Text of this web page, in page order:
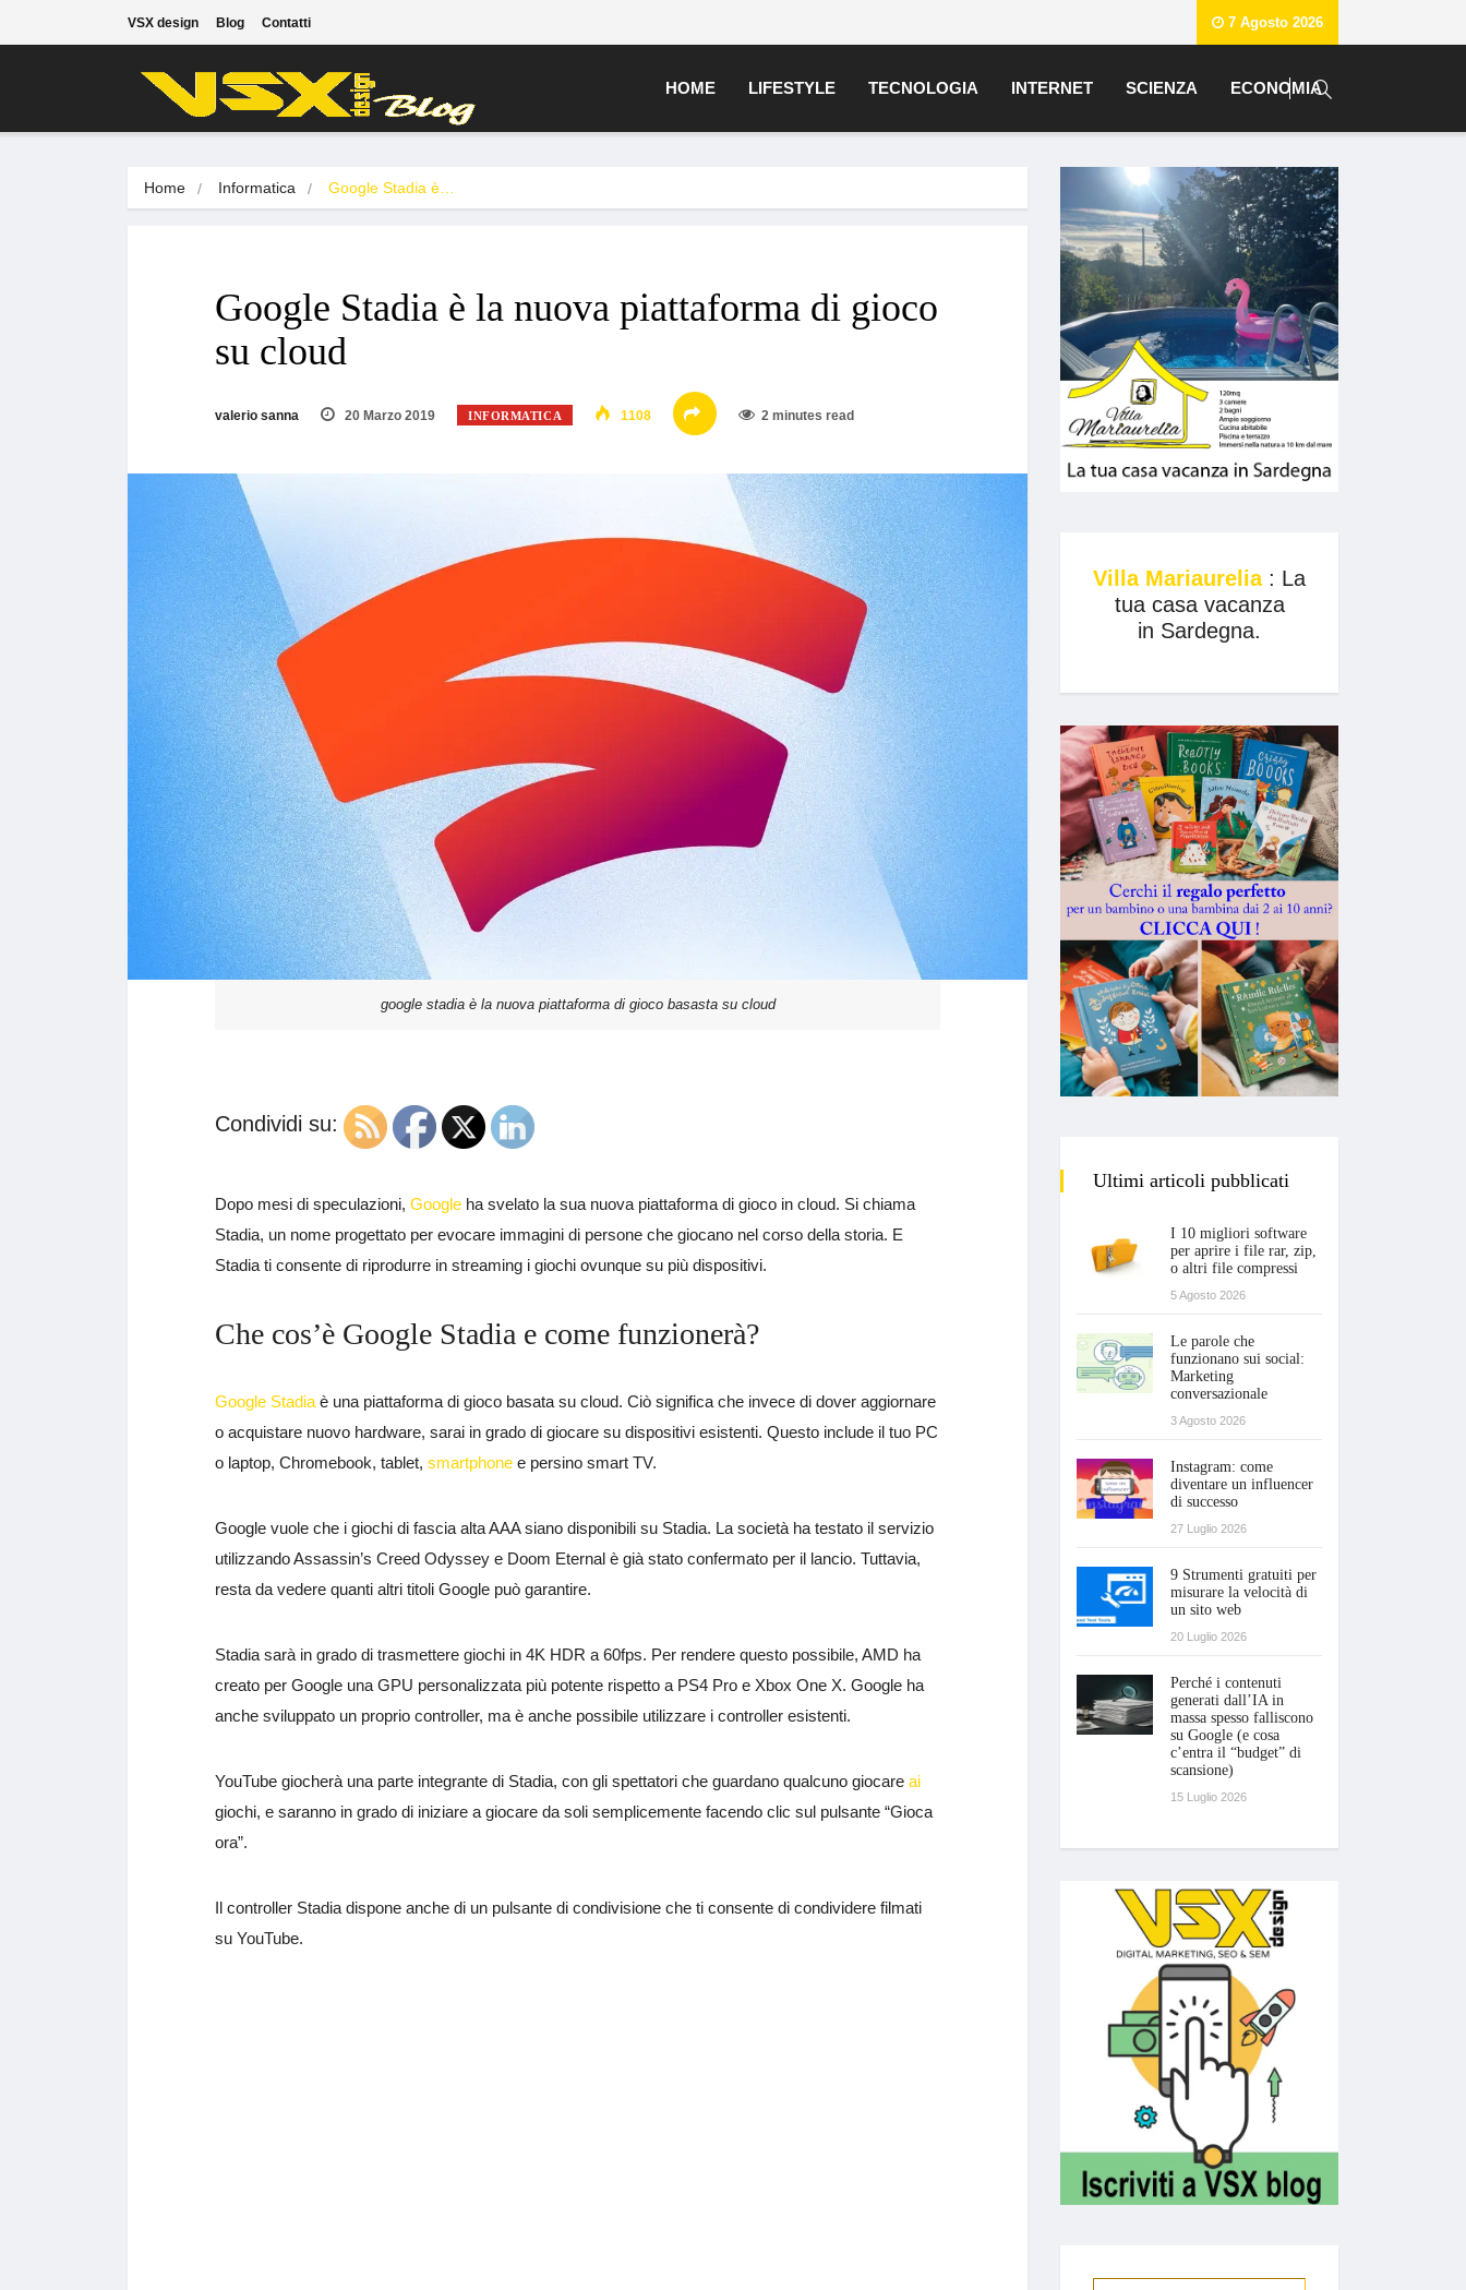
VSX design Blog Contatti 7 Agosto 2026
HOME LIFESTYLE TECNOLOGIA INTERNET SCIENZA ECONOMIA
Home Informatica Google Stadia è…
Google Stadia è la nuova piattaforma di gioco
su cloud
valerio sanna 20 Marzo 2019 INFORMATICA 1108 2 minutes read
google stadia è la nuova piattaforma di gioco basasta su cloud
Condividi su:
Dopo mesi di speculazioni, Google ha svelato la sua nuova piattaforma di gioco in cloud. Si chiama
Stadia, un nome progettato per evocare immagini di persone che giocano nel corso della storia. E
Stadia ti consente di riprodurre in streaming i giochi ovunque su più dispositivi.
Che cos’è Google Stadia e come funzionerà?
Google Stadia è una piattaforma di gioco basata su cloud. Ciò significa che invece di dover aggiornare
o acquistare nuovo hardware, sarai in grado di giocare su dispositivi esistenti. Questo include il tuo PC
o laptop, Chromebook, tablet, smartphone e persino smart TV.
Google vuole che i giochi di fascia alta AAA siano disponibili su Stadia. La società ha testato il servizio
utilizzando Assassin’s Creed Odyssey e Doom Eternal è già stato confermato per il lancio. Tuttavia,
resta da vedere quanti altri titoli Google può garantire.
Stadia sarà in grado di trasmettere giochi in 4K HDR a 60fps. Per rendere questo possibile, AMD ha
creato per Google una GPU personalizzata più potente rispetto a PS4 Pro e Xbox One X. Google ha
anche sviluppato un proprio controller, ma è anche possibile utilizzare i controller esistenti.
YouTube giocherà una parte integrante di Stadia, con gli spettatori che guardano qualcuno giocare ai
giochi, e saranno in grado di iniziare a giocare da soli semplicemente facendo clic sul pulsante “Gioca
ora”.
Il controller Stadia dispone anche di un pulsante di condivisione che ti consente di condividere filmati
su YouTube.
Villa Mariaurelia : La
tua casa vacanza
in Sardegna.
Ultimi articoli pubblicati
I 10 migliori software
per aprire i file rar, zip,
o altri file compressi
5 Agosto 2026
Le parole che
funzionano sui social:
Marketing
conversazionale
3 Agosto 2026
Instagram: come
diventare un influencer
di successo
27 Luglio 2026
9 Strumenti gratuiti per
misurare la velocità di
un sito web
20 Luglio 2026
Perché i contenuti
generati dall’IA in
massa spesso falliscono
su Google (e cosa
c’entra il “budget” di
scansione)
15 Luglio 2026